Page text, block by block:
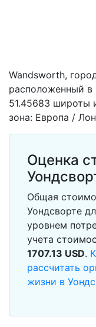
Wandsworth,
расположенный в
51.45683 широты
зона: Европа /
Оценка
Общая
Уондсворте
уровнем
учета
1707.13 USD.
рассчитать
жизни в